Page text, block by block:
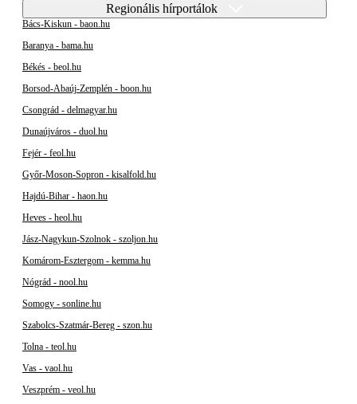
Regionális hírportálok
Bács-Kiskun - baon.hu
Baranya - bama.hu
Békés - beol.hu
Borsod-Abaúj-Zemplén - boon.hu
Csongrád - delmagyar.hu
Dunaújváros - duol.hu
Fejér - feol.hu
Győr-Moson-Sopron - kisalfold.hu
Hajdú-Bihar - haon.hu
Heves - heol.hu
Jász-Nagykun-Szolnok - szoljon.hu
Komárom-Esztergom - kemma.hu
Nógrád - nool.hu
Somogy - sonline.hu
Szabolcs-Szatmár-Bereg - szon.hu
Tolna - teol.hu
Vas - vaol.hu
Veszprém - veol.hu